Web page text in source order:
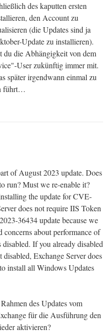
des kaputten ersten
den Account zu
(die Updates sind ja
Update zu installieren).
du die Abhängigkeit von dem
User zukünftig immer mit.
später irgendwann einmal zu
führt…
of August 2023 update. Does
run? Must we re-enable it?
the update for CVE-
does not require IIS Token
36434 update because we
concerns about performance of
If you already disabled
Exchange Server does
install all Windows Updates
des Updates vom
für die Ausführung den
aktivieren?